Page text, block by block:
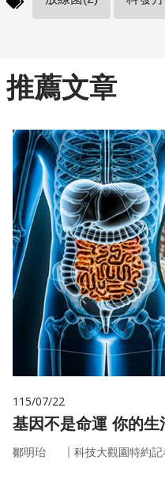
推薦文章
115/07/22
基因不是
鄒明珆 ｜ 科技大觀園特約記